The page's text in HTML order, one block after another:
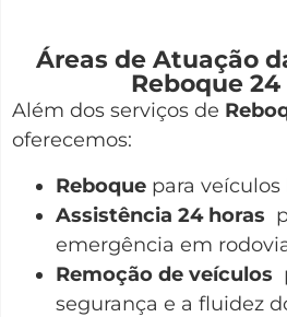
Áreas de Atuação
Reboque 24
Além dos serviços de
oferecemos:
Reboque para veículos
Assistência 24 horas
emergência em
Remoção de veículos
segurança e a fluidez